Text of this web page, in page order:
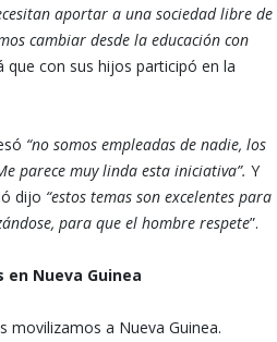
aportar a una sociedad libre de
cambiar desde la educación con
que con sus hijos participó en la
“no somos empleadas de nadie, los
parece muy linda esta iniciativa”. Y
dijo “estos temas son excelentes para
para que el hombre respete”.
Nueva Guinea
movilizamos a Nueva Guinea.